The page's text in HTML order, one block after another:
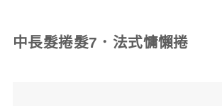
中長髮捲髮7．法式慵懶捲